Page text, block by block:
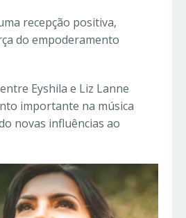
recepção positiva,
do empoderamento
Eyshila e Liz Lanne
importante na música
novas influências ao